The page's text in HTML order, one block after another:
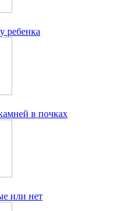
ребенка
в почках
или нет